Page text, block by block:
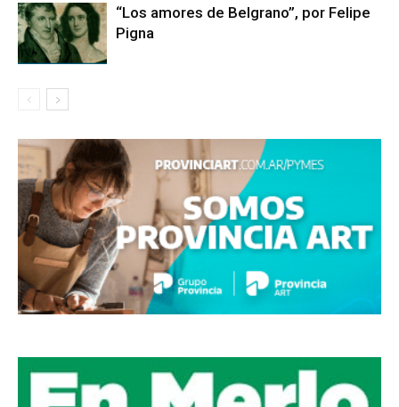
“Los amores de Belgrano”, por Felipe
Pigna